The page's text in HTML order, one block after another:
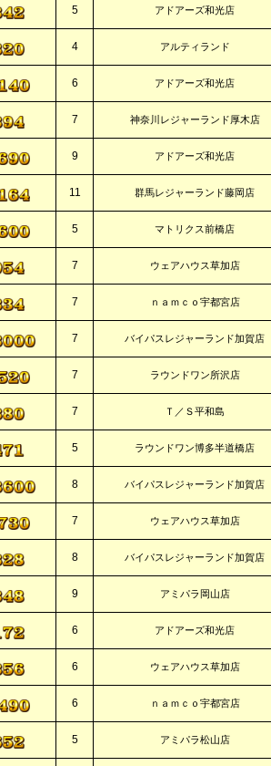
5 アドアーズ和光店
4 アルティランド
6 アドアーズ和光店
7 神奈川レジャーランド厚木店
9 アドアーズ和光店
11 群馬レジャーランド藤岡店
5 マトリクス前橋店
7 ウェアハウス草加店
7 ｎａｍｃｏ宇都宮店
7 バイパスレジャーランド加賀店
7 ラウンドワン所沢店
7 Ｔ／Ｓ平和島
5 ラウンドワン博多半道橋店
8 バイパスレジャーランド加賀店
7 ウェアハウス草加店
8 バイパスレジャーランド加賀店
9 アミパラ岡山店
6 アドアーズ和光店
6 ウェアハウス草加店
6 ｎａｍｃｏ宇都宮店
5 アミパラ松山店